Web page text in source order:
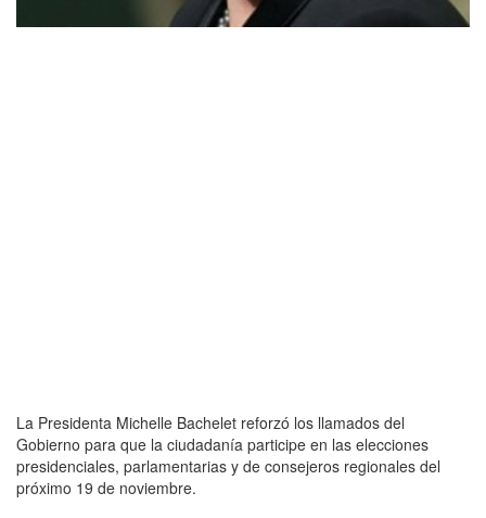
La Presidenta Michelle Bachelet reforzó los llamados del
Gobierno para que la ciudadanía participe en las elecciones
presidenciales, parlamentarias y de consejeros regionales del
próximo 19 de noviembre.